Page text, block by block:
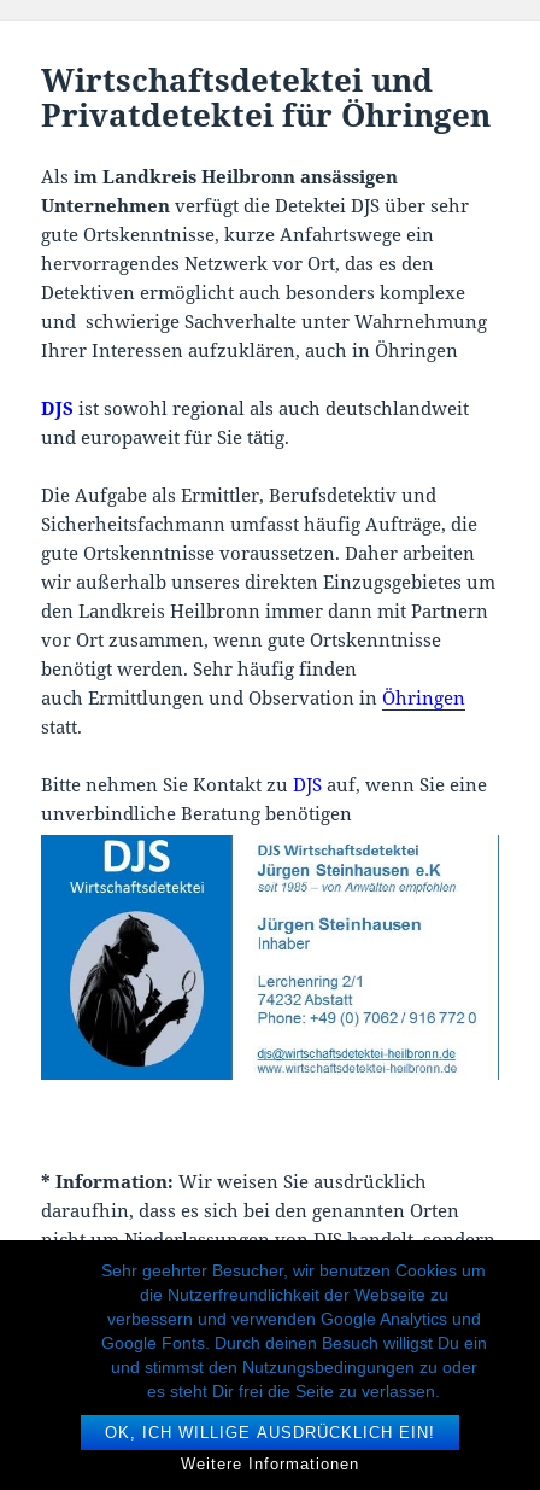
Sehr geehrter Besucher, wir benutzen Cookies um
die Nutzerfreundlichkeit der Webseite zu
verbessern und verwenden Google Analytics und
Google Fonts. Durch deinen Besuch willigst Du ein
und stimmst den Nutzungsbedingungen zu oder
es steht Dir frei die Seite zu verlassen.
OK, ICH WILLIGE AUSDRÜCKLICH EIN!
Weitere Informationen
Wirtschaftsdetektei und
Privatdetektei für Öhringen
Alsim Landkreis Heilbronn ansässigen
Unternehmen verfügt die Detektei DJS über sehr
gute Ortskenntnisse, kurze Anfahrtswege ein
hervorragendes Netzwerk vor Ort, das es den
Detektiven ermöglicht auch besonders komplexe
und schwierige Sachverhalte unter Wahrnehmung
Ihrer Interessen aufzuklären, auch in Öhringen
DJS ist sowohl regional als auch deutschlandweit
und europaweit für Sie tätig.
Die Aufgabe als Ermittler, Berufsdetektiv und
Sicherheitsfachmann umfasst häufig Aufträge, die
gute Ortskenntnisse voraussetzen. Daher arbeiten
wir außerhalb unseres direkten Einzugsgebietes um
den Landkreis Heilbronn immer dann mit Partnern
vor Ort zusammen, wenn gute Ortskenntnisse
benötigt werden. Sehr häufig finden
auch Ermittlungen und Observation inÖhringen
statt.
Bitte nehmen Sie Kontakt zuDJS auf, wenn Sie eine
unverbindliche Beratung benötigen
* Information:Wir weisen Sie ausdrücklich
daraufhin, dass es sich bei den genannten Orten
nicht um Niederlassungen von DJS handelt, sondern
um Orte, die regelmäßig angefahren werden oder
wurden. Das Büro der Detektei DJS befindet sich in
Abstatt, Landkreis Heilbronn.